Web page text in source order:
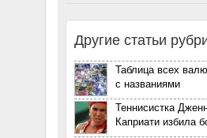
Другие статьи
Таблица всех
с названиями
Теннисистка
Каприати избила